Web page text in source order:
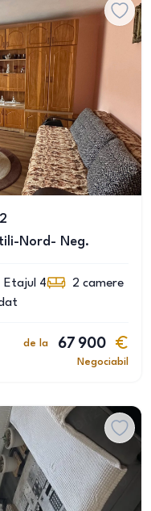
Nord- Neg.
Etajul 4 2 camere
de la 67 900
Negociabil